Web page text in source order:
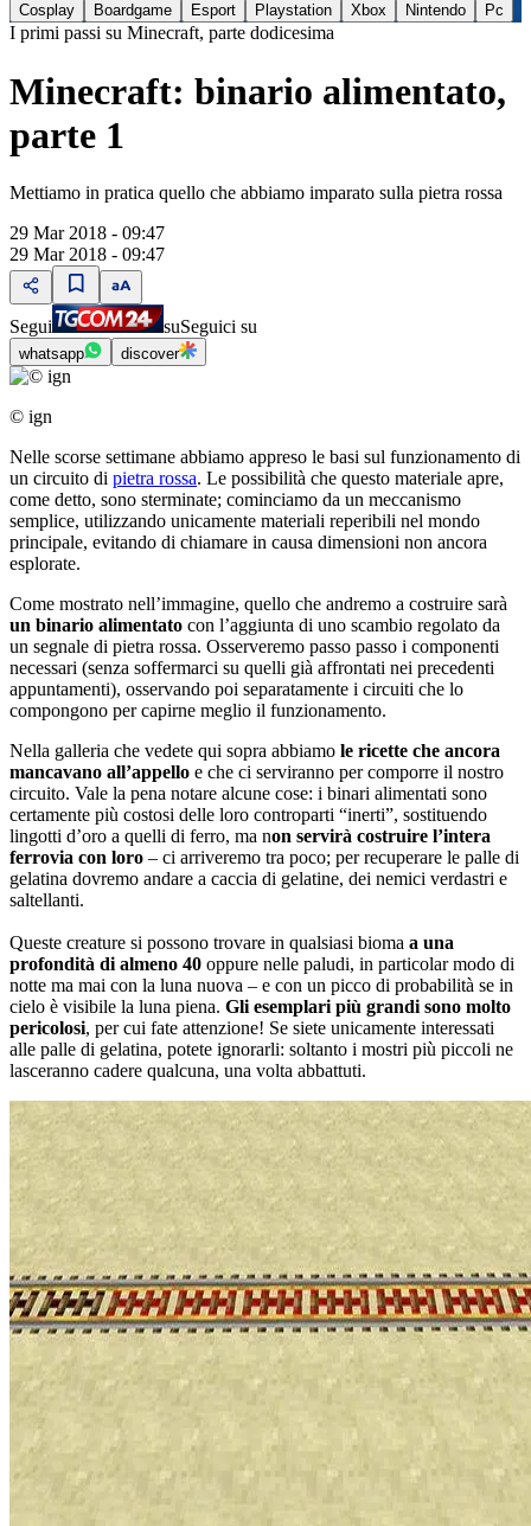
Cosplay
Boardgame Esport Playstation Xbox Nintendo Pc
I primi passi su Minecraft, parte dodicesima
Minecraft: binario alimentato,
parte 1
Mettiamo in pratica quello che abbiamo imparato sulla pietra rossa
29 Mar 2018 - 09:47
29 Mar 2018 - 09:47
Segui suSeguici su
whatsapp discover
© ign
Nelle scorse settimane abbiamo appreso le basi sul funzionamento di
un circuito di pietra rossa. Le possibilità che questo materiale apre,
come detto, sono sterminate; cominciamo da un meccanismo
semplice, utilizzando unicamente materiali reperibili nel mondo
principale, evitando di chiamare in causa dimensioni non ancora
esplorate.
Come mostrato nell’immagine, quello che andremo a costruire sarà
un binario alimentato con l’aggiunta di uno scambio regolato da
un segnale di pietra rossa. Osserveremo passo passo i componenti
necessari (senza soffermarci su quelli già affrontati nei precedenti
appuntamenti), osservando poi separatamente i circuiti che lo
compongono per capirne meglio il funzionamento.
Nella galleria che vedete qui sopra abbiamo le ricette che ancora
mancavano all’appello e che ci serviranno per comporre il nostro
circuito. Vale la pena notare alcune cose: i binari alimentati sono
certamente più costosi delle loro controparti “inerti”, sostituendo
lingotti d’oro a quelli di ferro, ma non servirà costruire l’intera
ferrovia con loro – ci arriveremo tra poco; per recuperare le palle di
gelatina dovremo andare a caccia di gelatine, dei nemici verdastri e
saltellanti.
Queste creature si possono trovare in qualsiasi bioma a una
profondità di almeno 40 oppure nelle paludi, in particolar modo di
notte ma mai con la luna nuova – e con un picco di probabilità se in
cielo è visibile la luna piena. Gli esemplari più grandi sono molto
pericolosi, per cui fate attenzione! Se siete unicamente interessati
alle palle di gelatina, potete ignorarli: soltanto i mostri più piccoli ne
lasceranno cadere qualcuna, una volta abbattuti.